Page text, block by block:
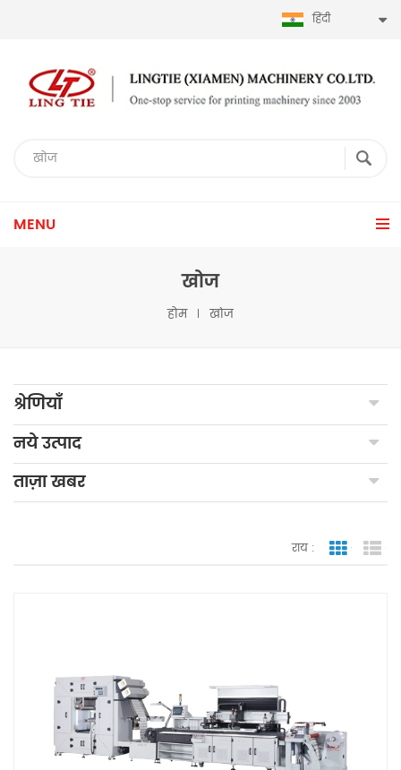
हिंदी
MENU
खोज
होम खोज
श्रेणियाँ
नये उत्पाद
ताज़ा खबर
राय : जाली